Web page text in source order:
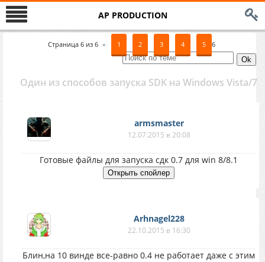
AP PRODUCTION
Страница 6 из 6 « 1 2 3 4 5 6
Один из способов запуска SDK на Windows Vista/7
armsmaster
12.07.2015 в 20:08
Готовые файлы для запуска сдк 0.7 для win 8/8.1
Arhnagel228
22.10.2015 в 16:30
Блин,на 10 винде все-равно 0.4 не работает даже с этим